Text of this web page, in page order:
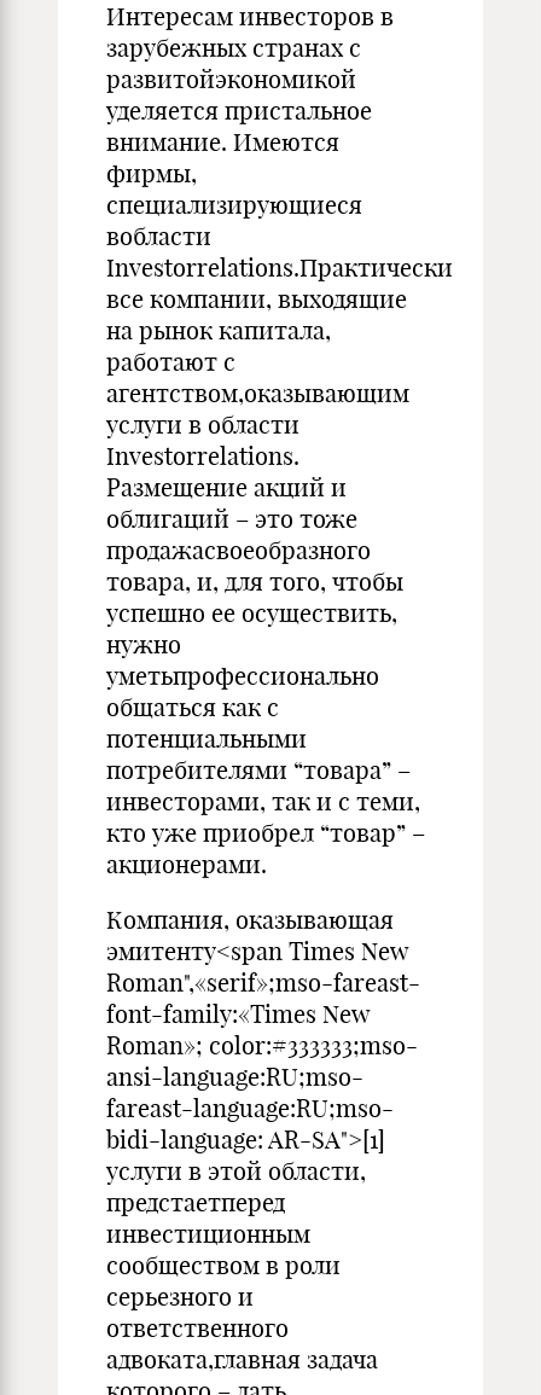
Интересам инвесторов в
зарубежных странах с
развитойэкономикой
уделяется пристальное
внимание. Имеются
фирмы,
специализирующиеся
вобласти
Investorrelations.Практически
все компании, выходящие
на рынок капитала,
работают с
агентством,оказывающим
услуги в области
Investorrelations.
Размещение акций и
облигаций – это тоже
продажасвоеобразного
товара, и, для того, чтобы
успешно ее осуществить,
нужно
уметьпрофессионально
общаться как с
потенциальными
потребителями “товара” –
инвесторами, так и с теми,
кто уже приобрел “товар” –
акционерами.
Компания, оказывающая
эмитенту<span Times New
Roman",«serif»;mso-fareast-
font-family:«Times New
Roman»; color:#333333;mso-
ansi-language:RU;mso-
fareast-language:RU;mso-
bidi-language: AR-SA">[1]
услуги в этой области,
предстаетперед
инвестиционным
сообществом в роли
серьезного и
ответственного
адвоката,главная задача